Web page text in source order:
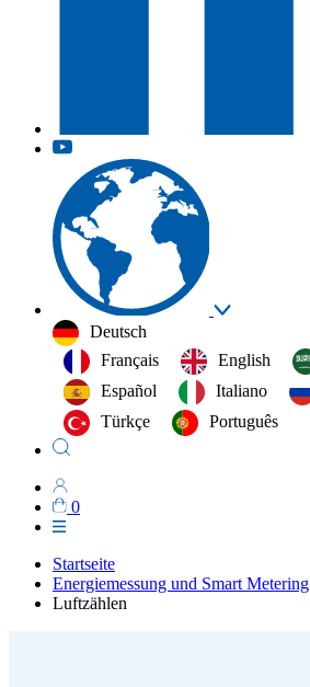
Deutsch
Français
English
Español
Italiano
Türkçe
Português
0
Startseite
Energiemessung und Smart Metering
Luftzählen